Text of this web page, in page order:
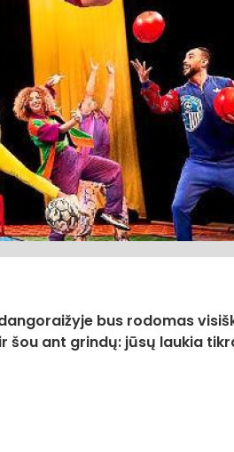
bus rodomas
šou ant grindų: jūsų laukia